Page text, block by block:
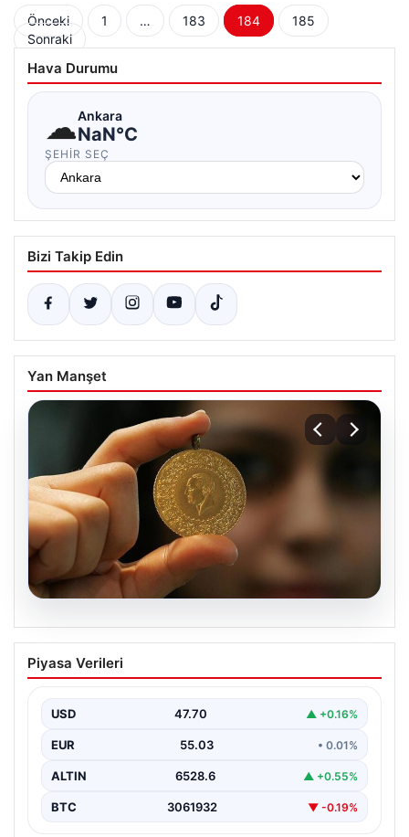
Yazı
sayfalaması
Önceki 1 … 183 184
185
Sonraki
Hava Durumu
☁Ankara
NaN°C
ŞEHIR SEÇ
Bizi Takip Edin
Yan Manşet
05.08.2026
Avcılar Belediyesi’ne operasyon. 12
şüpheli gözaltına alındı
Piyasa Verileri
USD 47.70 ▲ +0.16%
EUR 55.03 • 0.01%
ALTIN 6528.6 ▲ +0.55%
BTC 3061932 ▼ -0.19%